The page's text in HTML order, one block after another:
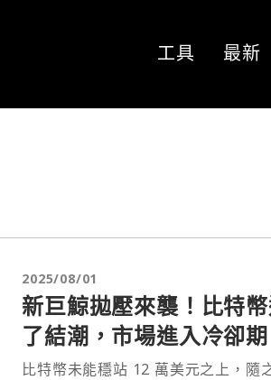
工具 最新
2025/08/01
新巨鯨拋壓來襲！比特
了結潮，市場進入冷卻期
比特幣未能穩站 12 萬美元之上，隨